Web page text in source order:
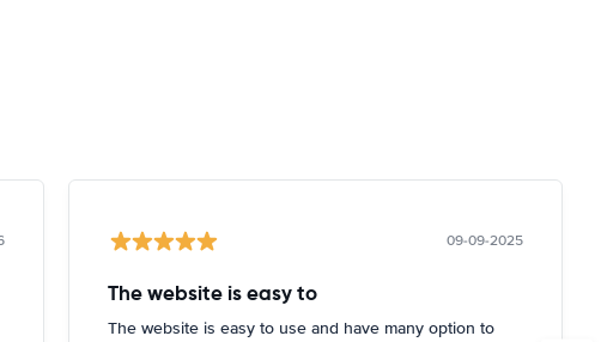
09-09-2025
The website is easy to
The website is easy to use and have many option to